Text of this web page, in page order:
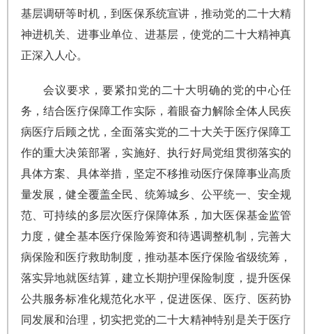
基层调研等时机，到医保系统宣讲，推动党的二十大精
神进机关、进事业单位、进基层，使党的二十大精神真
正深入人心。
会议要求，要紧扣党的二十大明确的党的中心任
务，结合医疗保障工作实际，着眼奋力解除全体人民疾
病医疗后顾之忧，全面落实党的二十大关于医疗保障工
作的重大决策部署，实施好、执行好局党组贯彻落实的
具体方案、具体举措，坚定不移推动医疗保障事业高质
量发展，健全覆盖全民、统筹城乡、公平统一、安全规
范、可持续的多层次医疗保障体系，加大医保基金监管
力度，健全基本医疗保险筹资和待遇调整机制，完善大
病保险和医疗救助制度，推动基本医疗保险省级统筹，
落实异地就医结算，建立长期护理保险制度，提升医保
公共服务标准化规范化水平，促进医保、医疗、医药协
同发展和治理，切实把党的二十大精神特别是关于医疗